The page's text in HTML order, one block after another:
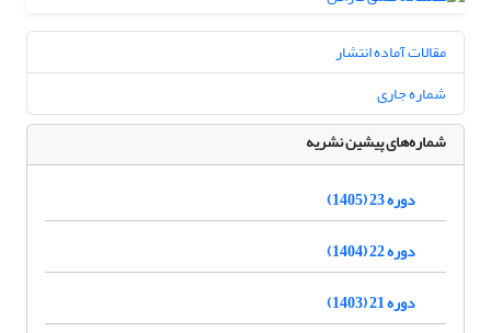
مقالات آماده انتشار
شماره جاری
شماره‌های پیشین نشریه
دوره 23 (1405)
دوره 22 (1404)
دوره 21 (1403)